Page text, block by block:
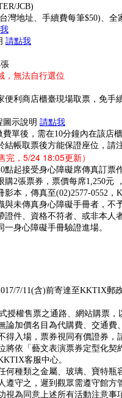
JCB)
灣地址、手續費每筆$50)、
請點我
，無法自行選位
便利商店櫃臺現場取票，免手
圖示說明 請點我
費單後，需在10分鐘內在該
帳取票後方能保證座位，請
完，5/24 18:05更新）
點起接受身心障礙席傳真訂票
2張票券，票價每席1,250元
影本，傳真至(02)2577-0552
未傳真身心障礙手冊者，不
件、資格不符者、或非本人
身心障礙手冊驗證進場。
7/11(含)前寄達至KKTIX郵
授權售票之通路、網站購票
論加價名目為代購費、交通
得入場，票券視同有價證券
將依「藝文表演票券定型化
客服中心。
何種類之金屬、玻璃、寶特
守之，遲到觀眾需遵守館方
視為同意上述所有活動注意事